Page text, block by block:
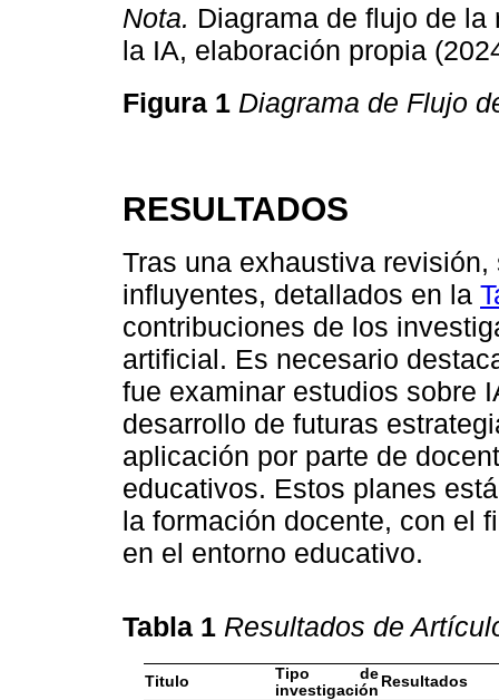
Nota. Diagrama de flujo de
la IA, elaboración propia
Figura 1 Diagrama de Flujo
RESULTADOS
Tras una exhaustiva
influyentes, detallados en la
contribuciones de los
artificial. Es necesario
fue examinar estudios sobre
desarrollo de futuras
aplicación por parte de
educativos. Estos planes
la formación docente, con el
en el entorno educativo.
Tabla 1 Resultados de
Titulo
Tipo de
investigación
Resultados